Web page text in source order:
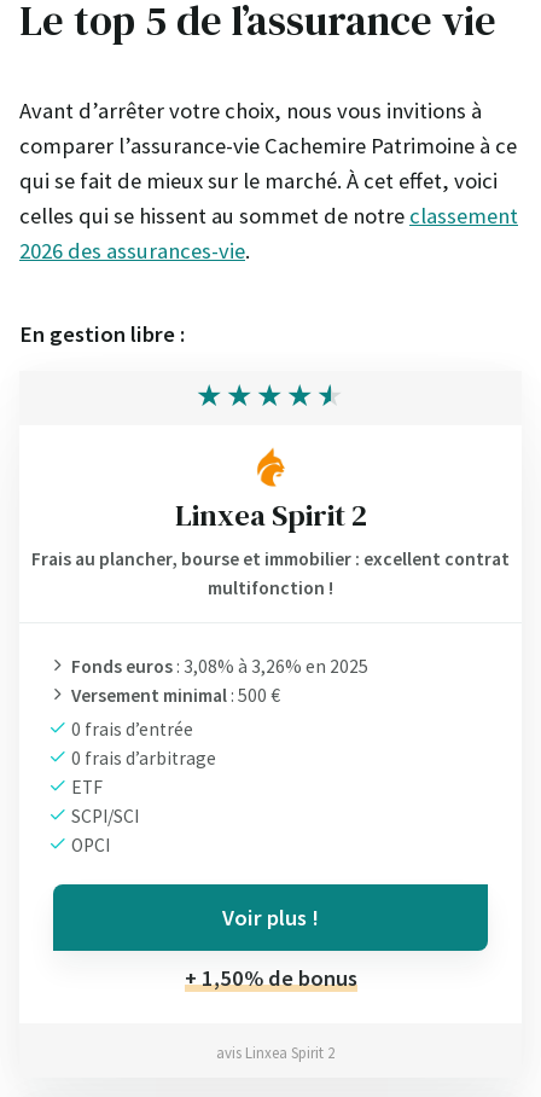
Le top 5 de l’assurance vie
Avant d’arrêter votre choix, nous vous invitions à
comparer l’assurance-vie Cachemire Patrimoine à ce
qui se fait de mieux sur le marché. À cet effet, voici
celles qui se hissent au sommet de notre classement
2026 des assurances-vie.
En gestion libre :
Linxea Spirit 2
Frais au plancher, bourse et immobilier : excellent contrat
multifonction !
Fonds euros : 3,08% à 3,26% en 2025
Versement minimal : 500 €
0 frais d’entrée
0 frais d’arbitrage
ETF
SCPI/SCI
OPCI
Voir plus !
+ 1,50% de bonus
avis Linxea Spirit 2